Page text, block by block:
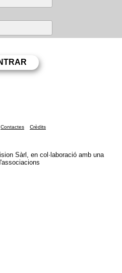
Contactes Crèdits
Sàrl, en col·laboració amb una